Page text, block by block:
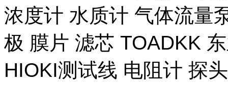
浓度计 水质计 气体流量
极 膜片 滤芯 TOADKK
HIOKI测试线 电阻计 探